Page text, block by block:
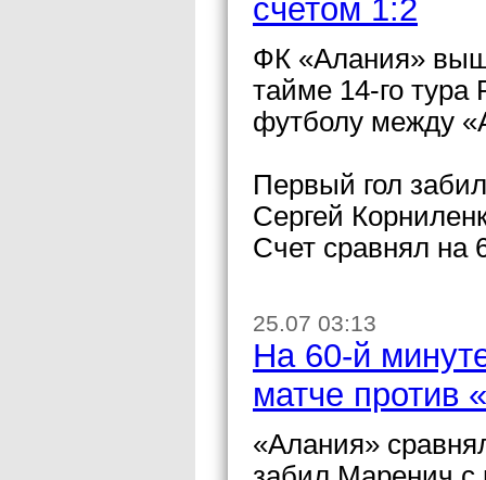
счетом 1:2
ФК «Алания»
тайме 14-го тура
футболу между
Первый гол
Сергей
Счет сравнял на
25.07 03:13
На 60-й
матче против
«Алания»